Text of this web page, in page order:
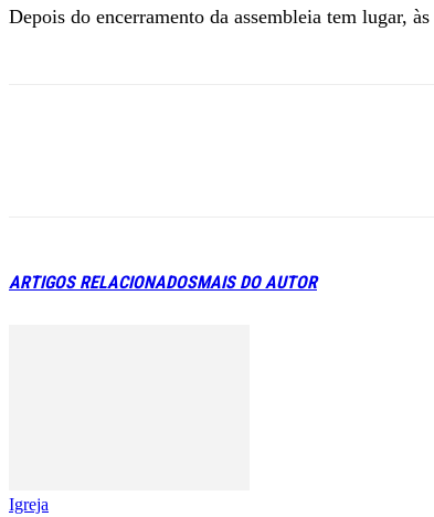
Depois do encerramento da assembleia tem lugar,
ARTIGOS RELACIONADOSMAIS DO AUTOR
Igreja